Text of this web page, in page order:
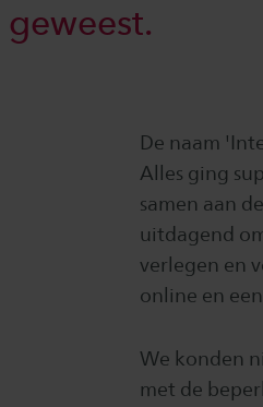
geweest.
De naam
Alles ging
samen aan
uitdagend
verlegen en
online en
We konden
met de